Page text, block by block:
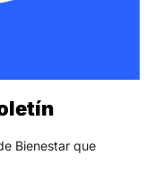
Bienestar que